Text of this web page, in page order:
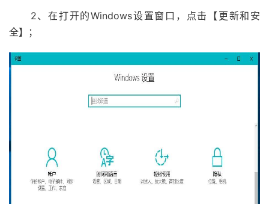
2、在打开的Windows设置窗口，点击【更新和安
全】；